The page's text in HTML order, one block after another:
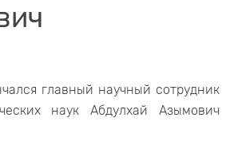
главный научный сотрудник
наук Абдулхай Азымович